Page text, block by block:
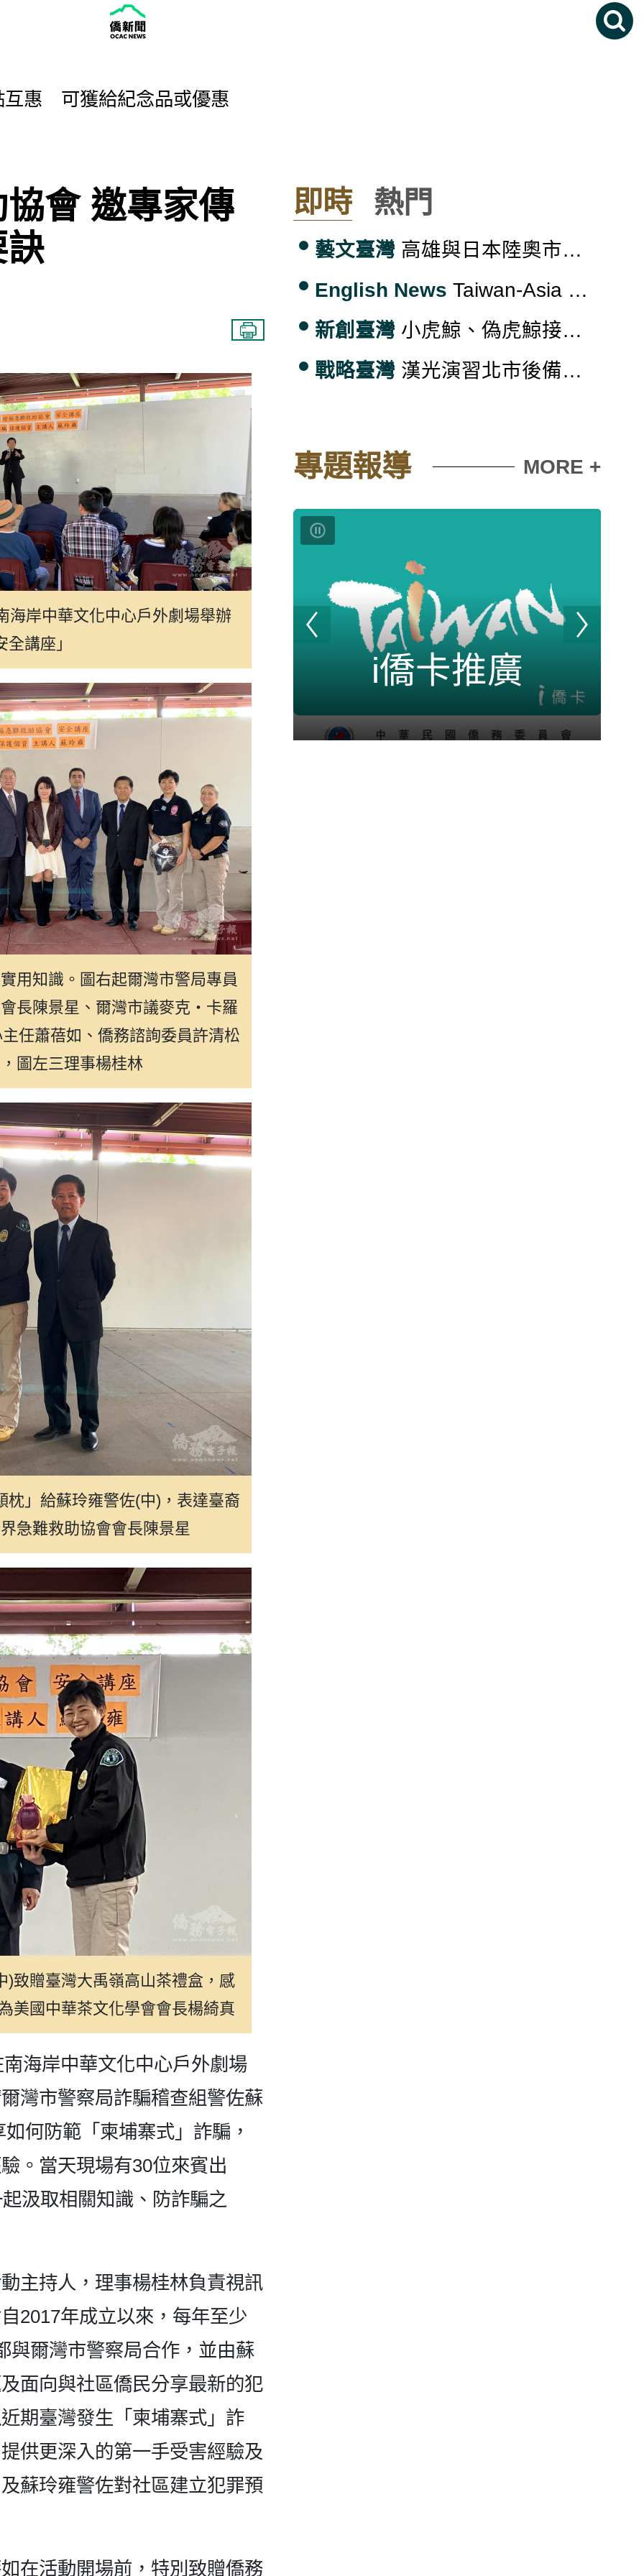
互惠 可獲給紀念品或優惠
會 邀專家傳
訣
海岸中華文化中心戶外劇場舉辦
講座」
用知識。圖右起爾灣市警局專員
長陳景星、爾灣市議麥克‧卡羅
任蕭蓓如、僑務諮詢委員許清松
圖左三理事楊桂林
」給蘇玲雍警佐(中)，表達臺裔
急難救助協會會長陳景星
致贈臺灣大禹嶺高山茶禮盒，感
美國中華茶文化學會會長楊綺真
海岸中華文化中心戶外劇場
灣市警察局詐騙稽查組警佐蘇
何防範「柬埔寨式」詐騙，
。當天現場有30位來賓出
汲取相關知識、防詐騙之
主持人，理事楊桂林負責視訊
2017年成立以來，每年至少
與爾灣市警察局合作，並由蘇
面向與社區僑民分享最新的犯
期臺灣發生「柬埔寨式」詐
供更深入的第一手受害經驗及
蘇玲雍警佐對社區建立犯罪預
在活動開場前，特別致贈僑務
即時 熱門
藝文臺灣 高雄與日本陸奧市推景點互惠 可獲給紀念品或優惠
English News Taiwan-Asia Exchange Foundation Celebrates Eight Years
新創臺灣 小虎鯨、偽虎鯨接連現身花蓮海域 賞鯨船幸運目擊
戰略臺灣 漢光演習北市後備旅高中校園臨戰訓練 官兵持M4A1步槍操練
專題報導 MORE +
僑胞關心議題 i僑卡推廣